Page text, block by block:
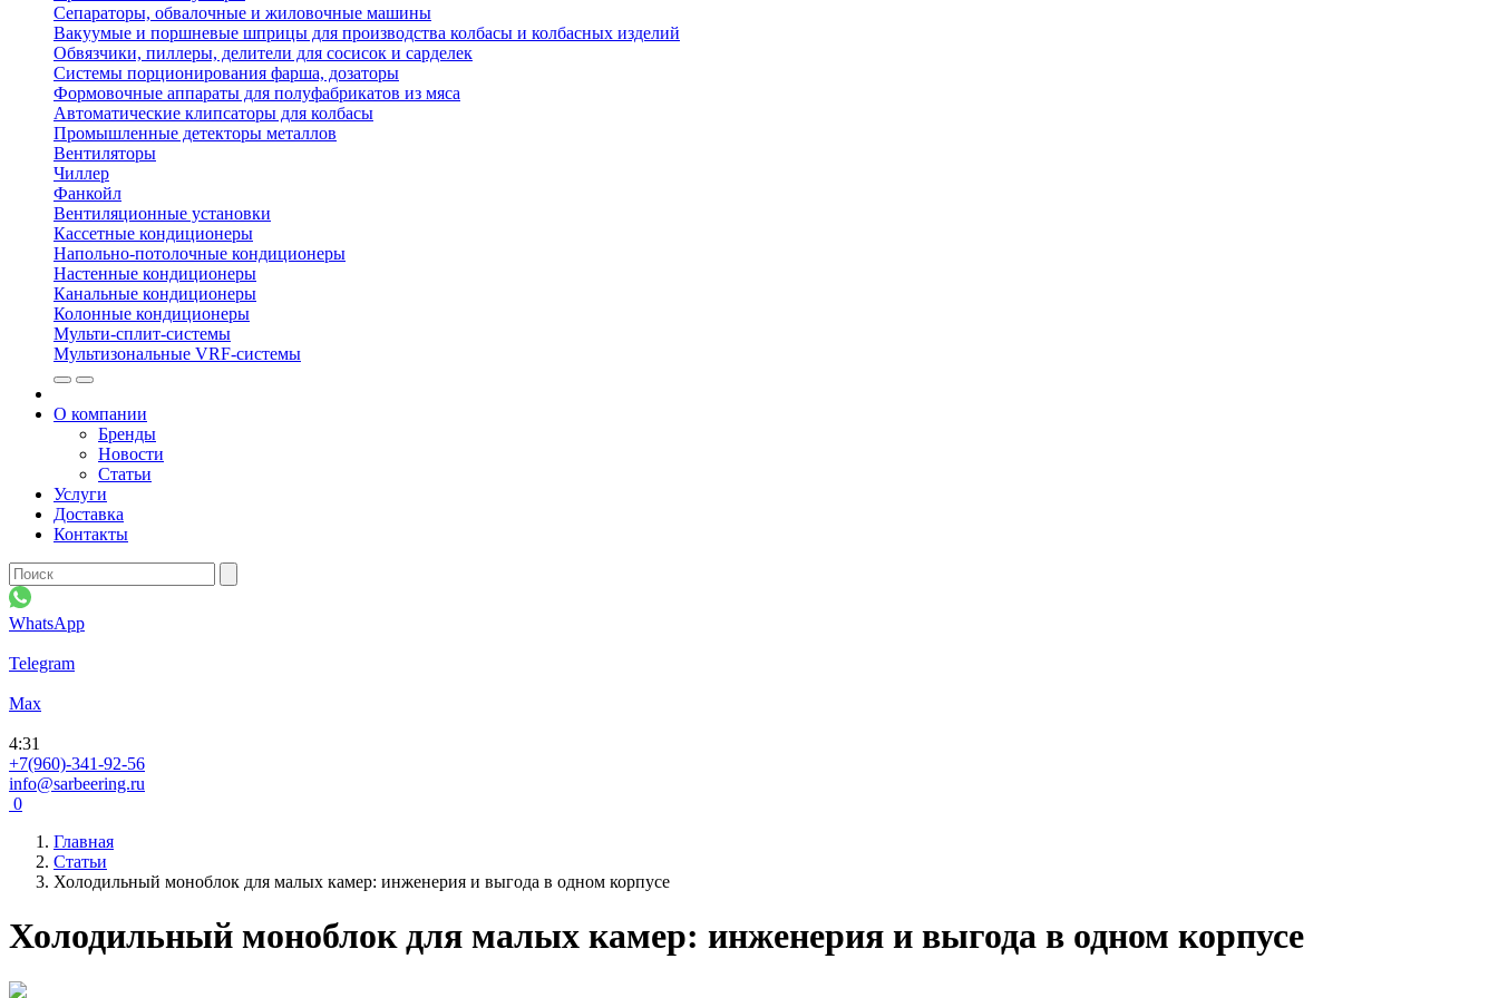
Сепараторы, обвалочные и жиловочные машины
Вакуумые и поршневые шприцы для производства колбасы и колбасных изделий
Обвязчики, пиллеры, делители для сосисок и сарделек
Системы порционирования фарша, дозаторы
Формовочные аппараты для полуфабрикатов из мяса
Автоматические клипсаторы для колбасы
Промышленные детекторы металлов
Вентиляторы
Чиллер
Фанкойл
Вентиляционные установки
Кассетные кондиционеры
Напольно-потолочные кондиционеры
Настенные кондиционеры
Канальные кондиционеры
Колонные кондиционеры
Мульти-сплит-системы
Мультизональные VRF-системы
О компании
Бренды
Новости
Статьи
Услуги
Доставка
Контакты
WhatsApp
Telegram
Max
4:31
+7(960)-341-92-56
info@sarbeering.ru
0
Главная
Статьи
Холодильный моноблок для малых камер: инженерия и выгода в одном корпусе
Холодильный моноблок для малых камер: инженерия и выгода в одном корпусе